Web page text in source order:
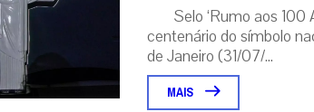
Selo ‘Rumo aos 100
centenário do símbolo
de Janeiro (31/07/...
MAIS